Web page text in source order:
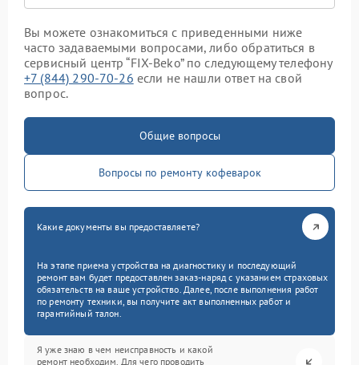
Вы можете ознакомиться с приведенными ниже
часто задаваемыми вопросами, либо обратиться в
сервисный центр “FIX-Beko” по следующему телефону
+7 (844) 290-70-26 если не нашли ответ на свой
вопрос.
Общие вопросы
Вопросы по ремонту кофеварок
Какие документы вы предоставляете?
На этапе приема устройства на диагностику и последующий
ремонт вам будет предоставлен заказ-наряд с указанием страховых
обязательств на ваше устройство. Далее, после выполнения работ
по ремонту техники, вы получите акт выполненных работ и
гарантийный талон.
Я уже знаю в чем неисправность и какой
ремонт необходим. Для чего проводить